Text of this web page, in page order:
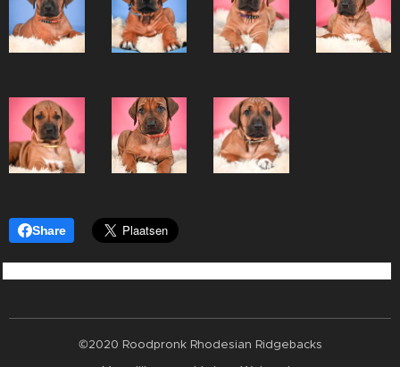
Share
©2020 Roodpronk Rhodesian Ridgebacks